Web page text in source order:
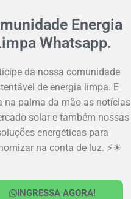
Energia
Whatsapp.
da nossa comunidade
de energia limpa. E
na palma da mão as notícias
solar e também nossas
energéticas para
na conta de luz. ⚡☀
INGRESSA AGORA!